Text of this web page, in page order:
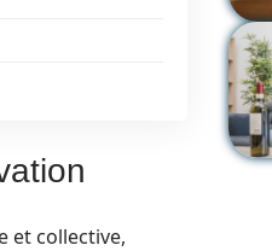
et collective,